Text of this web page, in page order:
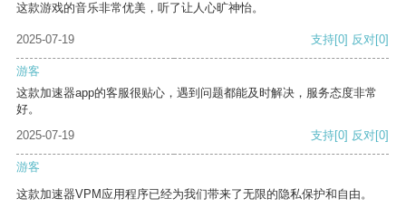
这款游戏的音乐非常优美，听了让人心旷神怡。
2025-07-19 支持[0] 反对[0]
游客
这款加速器app的客服很贴心，遇到问题都能及时解决，服务态度非常
好。
2025-07-19
支持[0] 反对[0]
游客
这款加速器VPM应用程序已经为我们带来了无限的隐私保护和自由。